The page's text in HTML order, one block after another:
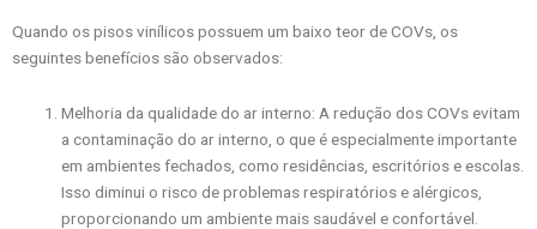
Quando os pisos vinílicos possuem um baixo teor de COVs, os
seguintes benefícios são observados:
Melhoria da qualidade do ar interno: A redução dos COVs evitam
a contaminação do ar interno, o que é especialmente importante
em ambientes fechados, como residências, escritórios e escolas.
Isso diminui o risco de problemas respiratórios e alérgicos,
proporcionando um ambiente mais saudável e confortável.